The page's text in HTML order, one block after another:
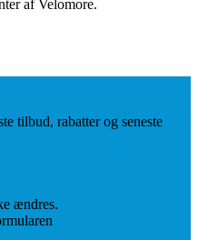
af Velomore.
tilbud, rabatter og seneste
ændres.